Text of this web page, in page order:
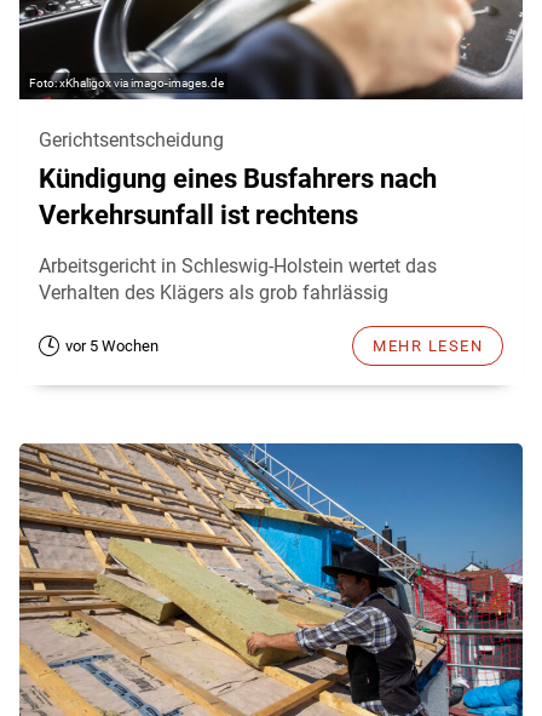
xKhaligox via imago-images.de
Gerichtsentscheidung
Kündigung eines Busfahrers nach
Verkehrsunfall ist rechtens
Arbeitsgericht in Schleswig-Holstein wertet das
Verhalten des Klägers als grob fahrlässig
vor 5 Wochen MEHR LESEN